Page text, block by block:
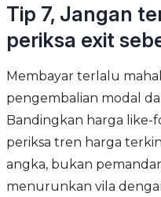
Tip 7, Jangan
periksa exit
Membayar terlalu
pengembalian modal
Bandingkan harga like-
periksa tren harga
angka, bukan
menurunkan vila